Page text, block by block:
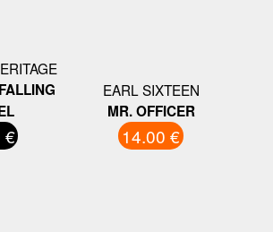
€
EARL SIXTEEN
MR. OFFICER
14.00 €